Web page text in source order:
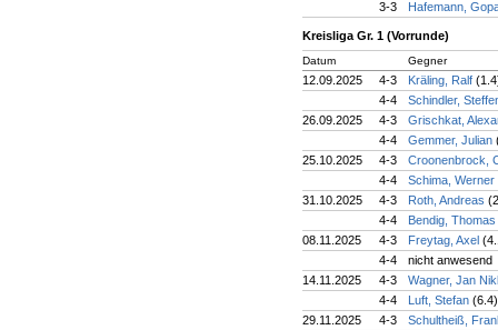
3-3
Hafemann,
Kreisliga Gr. 1 (Vorrunde)
Datum Gegner
12.09.2025 4-3 Kräling, Ralf
4-4
Schindler,
26.09.2025
4-3
Grischkat,
4-4
Gemmer, Julian
25.10.2025
4-3
Croonenbrock,
4-4
Schima, Werner
31.10.2025
4-3 Roth, Andreas
4-4
Bendig, Thomas
08.11.2025
4-3 Freytag, Axel
4-4
nicht anwesend
14.11.2025
4-3
Wagner, Jan
4-4
Luft, Stefan (6.4)
29.11.2025
4-3
Schultheiß,